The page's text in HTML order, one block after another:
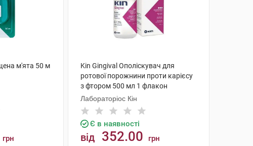
м'ята 50 м
грн
Kin Gingival Ополіскувач для
ротової порожнини проти карієсу
з фтором 500 мл 1 флакон
Лабораторіос Кін
Є в наявності
від 352.00 грн